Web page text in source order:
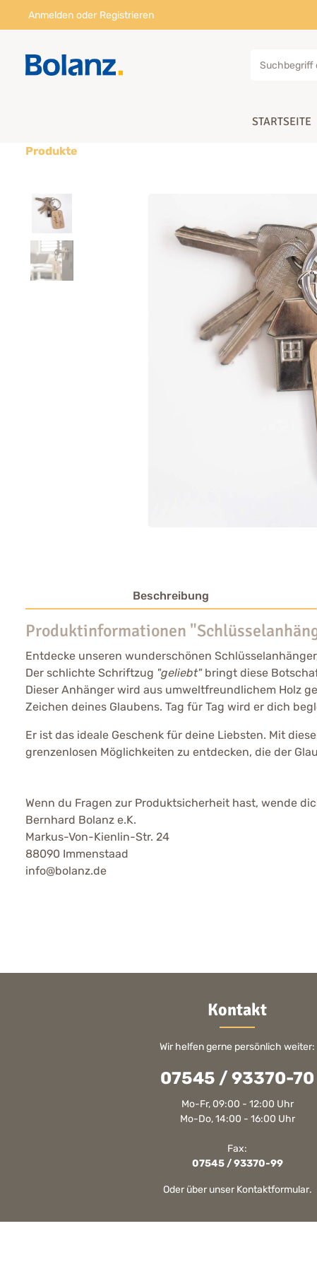
Anmelden oder Registrieren
STARTSEITE
Produkte
Beschreibung
Produktinformationen
Entdecke unseren wunderschönen
Der schlichte Schriftzug "geliebt"bringt diese
Dieser Anhänger wird aus umweltfreundlichem Holz
Zeichen deines Glaubens. Tag für Tag wird er dich
Er ist das ideale Geschenk für deine Liebsten. Mit
grenzenlosen Möglichkeiten zu entdecken, die der
Wenn du Fragen zur Produktsicherheit hast, wende
Bernhard Bolanz e.K.
Markus-Von-Kienlin-Str. 24
88090 Immenstaad
info@bolanz.de
Kontakt
Wir helfen gerne persönlich weiter:
07545 / 93370-70
Mo-Fr, 09:00 - 12:00 Uhr
Mo-Do, 14:00 - 16:00 Uhr
Fax:
07545 / 93370-99
Oder über unser Kontaktformular.